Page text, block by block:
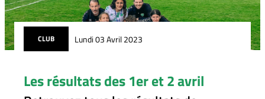
CLUB Lundi 03 Avril 2023
Les résultats des 1er et 2 avril